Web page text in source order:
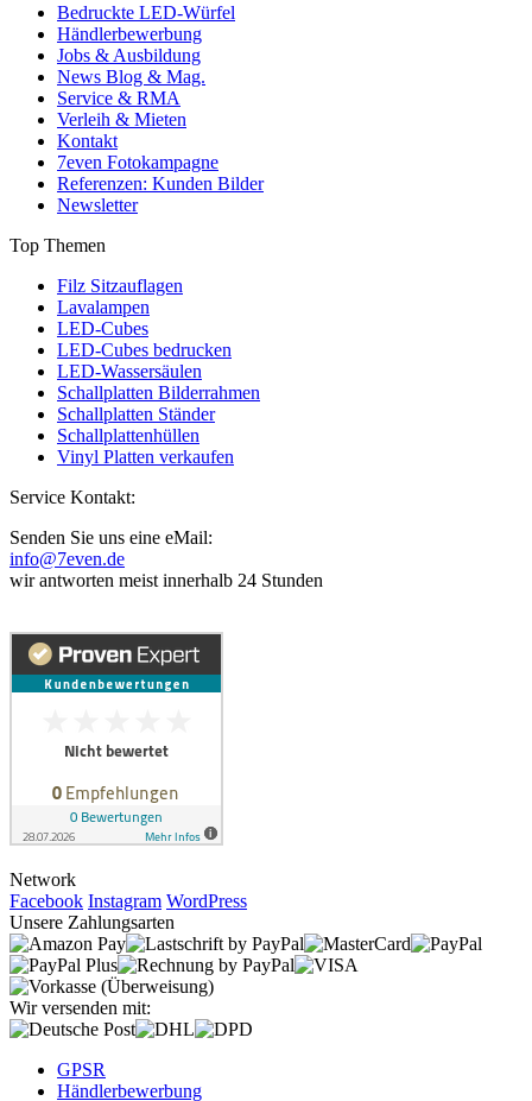
Bedruckte LED-Würfel
Händlerbewerbung
Jobs & Ausbildung
News Blog & Mag.
Service & RMA
Verleih & Mieten
Kontakt
7even Fotokampagne
Referenzen: Kunden Bilder
Newsletter
Top Themen
Filz Sitzauflagen
Lavalampen
LED-Cubes
LED-Cubes bedrucken
LED-Wassersäulen
Schallplatten Bilderrahmen
Schallplatten Ständer
Schallplattenhüllen
Vinyl Platten verkaufen
Service Kontakt:
Senden Sie uns eine eMail:
info@7even.de
wir antworten meist innerhalb 24 Stunden
Network
Facebook Instagram WordPress
Unsere Zahlungsarten
Wir versenden mit:
GPSR
Händlerbewerbung